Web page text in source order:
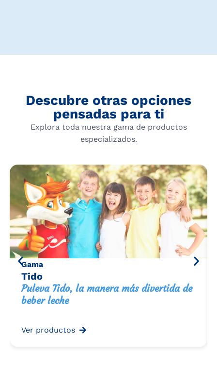
Descubre otras opciones
pensadas para ti
Explora toda nuestra gama de productos
especializados.
Gama
Tido
Puleva Tido, la manera más divertida de
beber leche
Ver productos